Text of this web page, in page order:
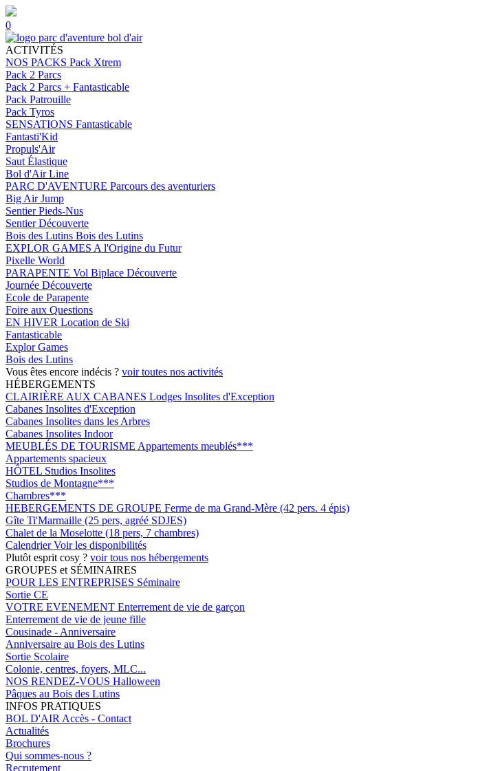
0
ACTIVITÉS
NOS PACKS Pack Xtrem
Pack 2 Parcs
Pack 2 Parcs + Fantasticable
Pack Patrouille
Pack Tyros
SENSATIONS Fantasticable
Fantasti'Kid
Propuls'Air
Saut Élastique
Bol d'Air Line
PARC D'AVENTURE Parcours des aventuriers
Big Air Jump
Sentier Pieds-Nus
Sentier Découverte
Bois des Lutins Bois des Lutins
EXPLOR GAMES A l'Origine du Futur
Pixelle World
PARAPENTE Vol Biplace Découverte
Journée Découverte
Ecole de Parapente
Foire aux Questions
EN HIVER Location de Ski
Fantasticable
Explor Games
Bois des Lutins
Vous êtes encore indécis ? voir toutes nos activités
HÉBERGEMENTS
CLAIRIÈRE AUX CABANES Lodges Insolites d'Exception
Cabanes Insolites d'Exception
Cabanes Insolites dans les Arbres
Cabanes Insolites Indoor
MEUBLÉS DE TOURISME Appartements meublés***
Appartements spacieux
HÔTEL Studios Insolites
Studios de Montagne***
Chambres***
HEBERGEMENTS DE GROUPE Ferme de ma Grand-Mère (42 pers. 4 épis)
Gîte Ti'Marmaille (25 pers, agréé SDJES)
Chalet de la Moselotte (18 pers, 7 chambres)
CalendrierVoir les disponibilités
Plutôt esprit cosy ? voir tous nos hébergements
GROUPES et SÉMINAIRES
POUR LES ENTREPRISES Séminaire
Sortie CE
VOTRE EVENEMENT Enterrement de vie de garçon
Enterrement de vie de jeune fille
Cousinade - Anniversaire
Anniversaire au Bois des Lutins
Sortie Scolaire
Colonie, centres, foyers, MLC...
NOS RENDEZ-VOUS Halloween
Pâques au Bois des Lutins
INFOS PRATIQUES
BOL D'AIR Accès - Contact
Actualités
Brochures
Qui sommes-nous ?
Recrutement